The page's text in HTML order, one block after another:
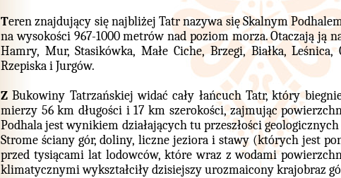
Teren znajdujący się najbliżej Tatr nazywa się Skalnym
na wysokości 967-1000 metrów nad poziom morza. Otaczają ją
Hamry, Mur, Stasikówka, Małe Ciche, Brzegi, Białka,
Rzepiska i Jurgów.
Z Bukowiny Tatrzańskiej widać cały łańcuch Tatr, który
mierzy 56 km długości i 17 km szerokości, zajmując
Podhala jest wynikiem działających tu przeszłości
Strome ściany gór, doliny, liczne jeziora i stawy (których jest
przed tysiącami lat lodowców, które wraz z wodami
klimatycznymi wykształciły dzisiejszy urozmaicony krajobraz